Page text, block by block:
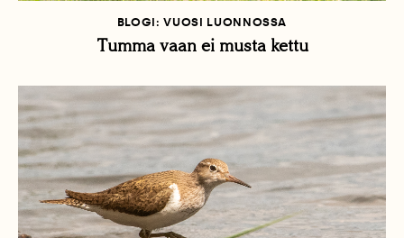
BLOGI: VUOSI LUONNOSSA
Tumma vaan ei musta kettu